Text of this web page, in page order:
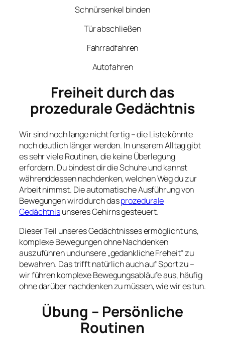
Schnürsenkel binden
Tür abschließen
Fahrradfahren
Autofahren
Freiheit durch das
prozedurale Gedächtnis
Wir sind noch lange nicht fertig – die Liste könnte
noch deutlich länger werden. In unserem Alltag gibt
es sehr viele Routinen, die keine Überlegung
erfordern. Du bindest dir die Schuhe und kannst
währenddessen nachdenken, welchen Weg du zur
Arbeit nimmst. Die automatische Ausführung von
Bewegungen wird durch dasprozedurale
Gedächtnisunseres Gehirns gesteuert.
Dieser Teil unseres Gedächtnisses ermöglicht uns,
komplexe Bewegungen ohne Nachdenken
auszuführen und unsere „gedankliche Freheit“ zu
bewahren. Das trifft natürlich auch auf Sport zu –
wir führen komplexe Bewegungsabläufe aus, häufig
ohne darüber nachdenken zu müssen, wie wir es tun.
Übung – Persönliche
Routinen